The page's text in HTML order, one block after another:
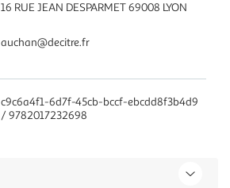
16 RUE JEAN DESPARMET 69008 LYON
auchan@decitre.fr
c9c6a4f1-6d7f-45cb-bccf-ebcdd8f3b4d9
/ 9782017232698